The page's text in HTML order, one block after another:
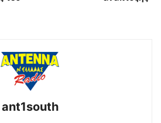
ant1south